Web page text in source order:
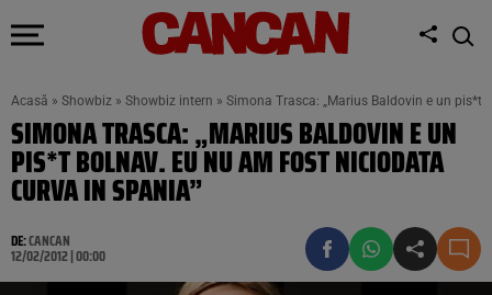
Acasă » Showbiz » Showbiz intern » Simona Trasca: „Marius Baldovin e un pis*t
SIMONA TRASCA: „MARIUS BALDOVIN E UN
PIS*T BOLNAV. EU NU AM FOST NICIODATA
CURVA IN SPANIA”
DE:CANCAN
12/02/2012 | 00:00